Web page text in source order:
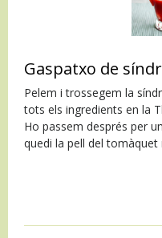
Gaspatxo de
Pelem i trossegem la
tots els ingredients en la
Ho passem després per
quedi la pell del tomàquet